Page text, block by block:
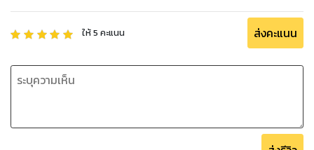
ให้5 คะแนน ส่งคะแนน